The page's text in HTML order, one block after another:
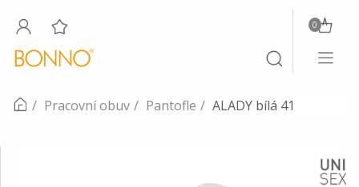
Toggle
search
0
Toggle
Pracovní obuv Pantofle ALADY bílá 41